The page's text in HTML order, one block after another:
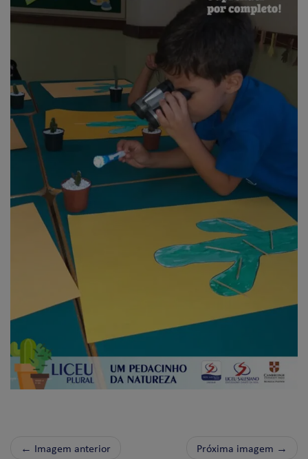
← Imagem anterior Próxima imagem →